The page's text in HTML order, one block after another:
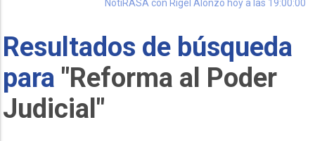
NotiRASA con Rigel Alonzo hoy a las 19:00:00
Resultados de búsqueda
para "Reforma al Poder
Judicial"